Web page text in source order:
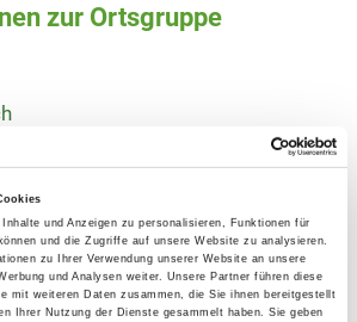
und Anzeigen zu personalisieren, Funktionen für
und die Zugriffe auf unsere Website zu analysieren.
zu Ihrer Verwendung unserer Website an unsere
und Analysen weiter. Unsere Partner führen diese
mit weiteren Daten zusammen, die Sie ihnen bereitgestellt
Ihrer Nutzung der Dienste gesammelt haben. Sie geben
zur Ortsgruppe
70
Pelkum